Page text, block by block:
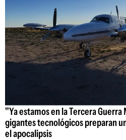
"Ya estamos en la Tercera
gigantes tecnológicos preparan
el apocalipsis